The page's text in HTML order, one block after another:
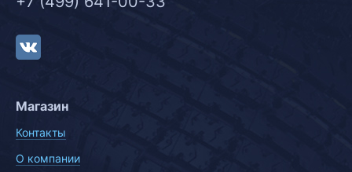
Магазин
Контакты
О компании